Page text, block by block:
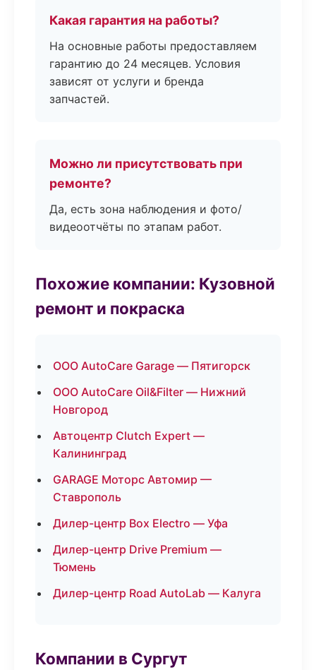
Какая гарантия на работы?
На основные работы предоставляем
гарантию до 24 месяцев. Условия
зависят от услуги и бренда
запчастей.
Можно ли присутствовать при
ремонте?
Да, есть зона наблюдения и фото/
видеоотчёты по этапам работ.
Похожие компании: Кузовной
ремонт и покраска
ООО AutoCare Garage — Пятигорск
ООО AutoCare Oil&Filter — Нижний
Новгород
Автоцентр Clutch Expert —
Калининград
GARAGE Моторс Автомир —
Ставрополь
Дилер-центр Box Electro — Уфа
Дилер-центр Drive Premium —
Тюмень
Дилер-центр Road AutoLab — Калуга
Компании в Сургут